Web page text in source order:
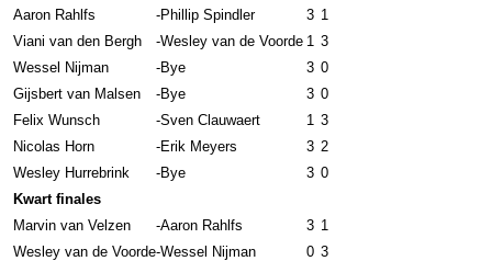
Aaron Rahlfs
-Phillip Spindler 3 1
Viani van den Bergh
-Wesley van de Voorde 1 3
Wessel Nijman
-Bye 3 0
Gijsbert van Malsen
-Bye 3 0
Felix Wunsch
-Sven Clauwaert 1 3
Nicolas Horn
-Erik Meyers 3 2
Wesley Hurrebrink
-Bye 3 0
Kwart finales
Marvin van Velzen
-Aaron Rahlfs 3 1
Wesley van de Voorde-Wessel Nijman 0 3